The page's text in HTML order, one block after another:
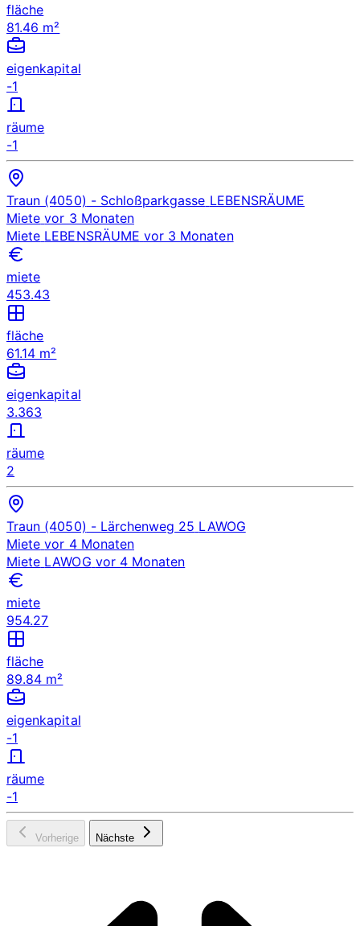
fläche
81.46 m²
eigenkapital
-1
räume
-1
Traun (4050) - Schloßparkgasse LEBENSRÄUME
Miete vor 3 Monaten
Miete LEBENSRÄUME vor 3 Monaten
miete
453.43
fläche
61.14 m²
eigenkapital
3.363
räume
2
Traun (4050) - Lärchenweg 25 LAWOG
Miete vor 4 Monaten
Miete LAWOG vor 4 Monaten
miete
954.27
fläche
89.84 m²
eigenkapital
-1
räume
-1
Vorherige Nächste